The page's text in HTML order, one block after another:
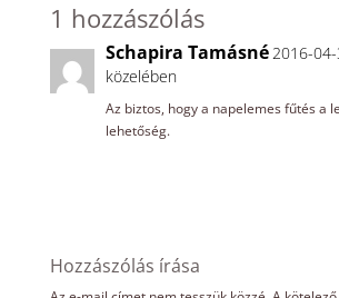
1 hozzászólás
Schapira Tamásné2016-
közelében
Az biztos, hogy a napelemes fűtés a
lehetőség.
Hozzászólás írása